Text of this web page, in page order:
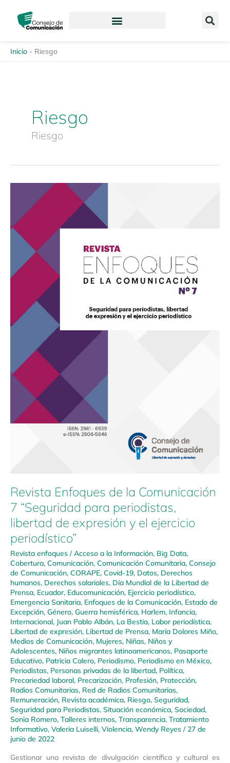
contenido
Inicio - Riesgo
Riesgo
Riesgo
Revista Enfoques de la Comunicación
7 “Seguridad para periodistas,
libertad de expresión y el ejercicio
periodístico”
Revista enfoques /Acceso a la Información, Big Data,
Cobertura, Comunicación, Comunicación Comunitaria, Consejo
de Comunicación, CORAPE, Covid-19, Datos, Derechos
humanos, Derechos salariales, Día Mundial de la Libertad de
Prensa, Ecuador, Educomunicación, Ejercicio periodístico,
Emergencia Sanitaria, Enfoques de la Comunicación, Estado de
Excepción, Género, Guerra hemisférica, Harlem, Infancia,
Internacional, Juan Pablo Albán, La Bestia, Labor periodística,
Libertad de expresión, Libertad de Prensa, María Dolores Miño,
Medios de Comunicación, Mujeres, Niñas, Niños y
Adolescentes, Niños migrantes latinoamericanos, Pasaporte
Educativo, Patricia Calero, Periodismo, Periodismo en México,
Periodistas, Personas privadas de la libertad, Política,
Precariedad laboral, Precarización, Profesión, Protección,
Radios Comunitarias, Red de Radios Comunitarias,
Remuneración, Revista académica, Riesgo, Seguridad,
Seguridad para Periodistas, Situación económica, Sociedad,
Sonia Romero, Talleres internos, Transparencia, Tratamiento
Informativo, Valeria Luiselli, Violencia, Wendy Reyes / 27 de
junio de 2022
Gestionar una revista de divulgación científica y cultural es
Enfoques
Comunicación
“Seguridad
para
periodistas,
expresión
y
periodístico”